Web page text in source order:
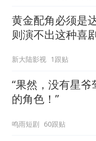
黄金配角必须是
则演不出这种喜
新大陆影视 1跟贴
“果然，没有星爷
的角色！”
鸣雨短剧 60跟贴